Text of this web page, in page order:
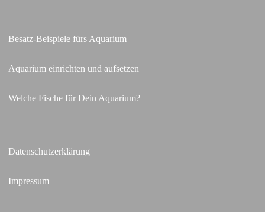
Besatz-Beispiele fürs Aquarium
Aquarium einrichten und aufsetzen
Welche Fische für Dein Aquarium?
Datenschutzerklärung
Impressum